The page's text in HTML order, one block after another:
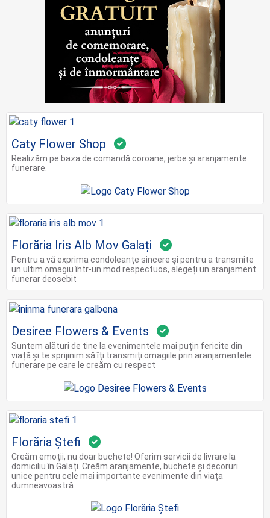
Caty Flower Shop
Realizăm pe baza de comandă coroane, jerbe și aranjamente
funerare.
Florăria Iris Alb Mov Galați
Pentru a vă exprima condoleanțe sincere și pentru a transmite
un ultim omagiu într-un mod respectuos, alegeți un aranjament
funerar deosebit
Desiree Flowers & Events
Suntem alături de tine la evenimentele mai puțin fericite din
viață și te sprijinim să îți transmiți omagiile prin aranjamentele
funerare pe care le creăm cu respect
Florăria Ștefi
Creăm emoții, nu doar buchete! Oferim servicii de livrare la
domiciliu în Galați. Creăm aranjamente, buchete și decoruri
unice pentru cele mai importante evenimente din viața
dumneavoastră